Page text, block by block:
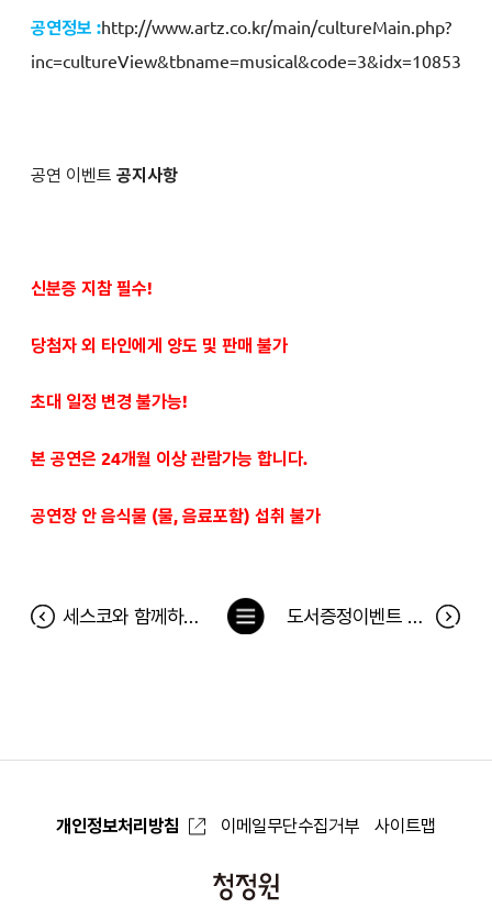
공연정보 :http://www.artz.co.kr/main/cultureMain.php?
inc=cultureView&tbname=musical&code=3&idx=10853
공연 이벤트 공지사항
신분증 지참 필수!
당첨자 외 타인에게 양도 및 판매 불가
초대 일정 변경 불가능!
본 공연은 24개월 이상 관람가능 합니다.
공연장 안 음식물 (물, 음료포함) 섭취 불가
세스코와 함께하는 건강한 호흡기를 위한 쿠킹클래스 당첨자 도서증정이벤트 <아, 그때 이렇게 말할걸!> 당첨자
목
개인정보처리방침 이메일무단수집거부 사이트맵
청